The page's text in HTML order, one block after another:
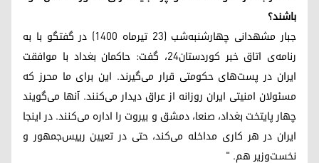
باشند؟
جبار مشهدانی چهارشنبه‌شب (۲۳ تیرماه ۱۴۰۰) در گفتگو با به
رنامەی اتاق خبر کوردستان۲۴، گفت: حاکمان بغداد با موافقت
ایران در پست‌های حکومتی قرار می‌گیرند. این برای ما محرز کە
مسئولان امنیتی ایران روزانه از عراق دیدار می‌کنند. آنها می‌گویند
چهار پایتخت بغداد، صنعا، دمشق و بیروت را اداره می‌کنند. در اینجا
ایران در هر کاری مداخله می‌کند، حتی در تعیین رییس‌جمهور و
نخست‌وزیر هم. "